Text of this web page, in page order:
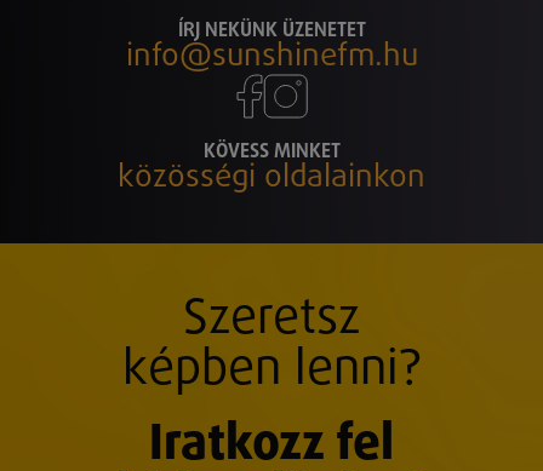
ÍRJ NEKÜNK ÜZENETET
info@sunshinefm.hu
KÖVESS MINKET
közösségi oldalainkon
Szeretsz
képben lenni?
Iratkozz fel